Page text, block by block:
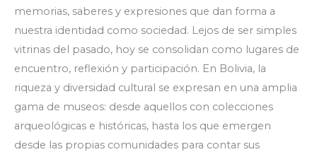
memorias, saberes y expresiones que dan forma a
nuestra identidad como sociedad. Lejos de ser simples
vitrinas del pasado, hoy se consolidan como lugares de
encuentro, reflexión y participación. En Bolivia, la
riqueza y diversidad cultural se expresan en una amplia
gama de museos: desde aquellos con colecciones
arqueológicas e históricas, hasta los que emergen
desde las propias comunidades para contar sus